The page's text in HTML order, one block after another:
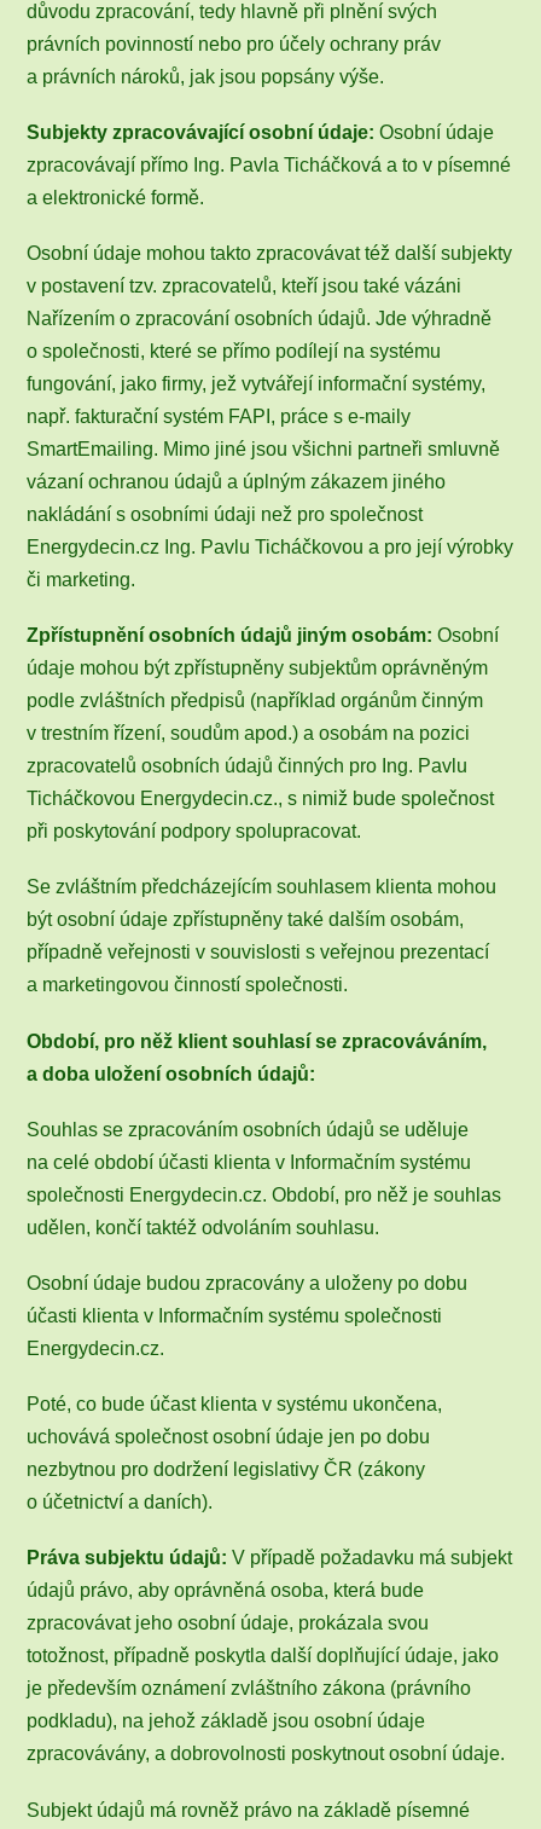
důvodu zpracování, tedy hlavně při plnění svých
právních povinností nebo pro účely ochrany práv
a právních nároků, jak jsou popsány výše.
Subjekty zpracovávající osobní údaje: Osobní údaje
zpracovávají přímo Ing. Pavla Ticháčková a to v písemné
a elektronické formě.
Osobní údaje mohou takto zpracovávat též další subjekty
v postavení tzv. zpracovatelů, kteří jsou také vázáni
Nařízením o zpracování osobních údajů. Jde výhradně
o společnosti, které se přímo podílejí na systému
fungování, jako firmy, jež vytvářejí informační systémy,
např. fakturační systém FAPI, práce s e-maily
SmartEmailing. Mimo jiné jsou všichni partneři smluvně
vázaní ochranou údajů a úplným zákazem jiného
nakládání s osobními údaji než pro společnost
Energydecin.cz Ing. Pavlu Ticháčkovou a pro její výrobky
či marketing.
Zpřístupnění osobních údajů jiným osobám: Osobní
údaje mohou být zpřístupněny subjektům oprávněným
podle zvláštních předpisů (například orgánům činným
v trestním řízení, soudům apod.) a osobám na pozici
zpracovatelů osobních údajů činných pro Ing. Pavlu
Ticháčkovou Energydecin.cz., s nimiž bude společnost
při poskytování podpory spolupracovat.
Se zvláštním předcházejícím souhlasem klienta mohou
být osobní údaje zpřístupněny také dalším osobám,
případně veřejnosti v souvislosti s veřejnou prezentací
a marketingovou činností společnosti.
Období, pro něž klient souhlasí se zpracováváním,
a doba uložení osobních údajů:
Souhlas se zpracováním osobních údajů se uděluje
na celé období účasti klienta v Informačním systému
společnosti Energydecin.cz. Období, pro něž je souhlas
udělen, končí taktéž odvoláním souhlasu.
Osobní údaje budou zpracovány a uloženy po dobu
účasti klienta v Informačním systému společnosti
Energydecin.cz.
Poté, co bude účast klienta v systému ukončena,
uchovává společnost osobní údaje jen po dobu
nezbytnou pro dodržení legislativy ČR (zákony
o účetnictví a daních).
Práva subjektu údajů:V případě požadavku má subjekt
údajů právo, aby oprávněná osoba, která bude
zpracovávat jeho osobní údaje, prokázala svou
totožnost, případně poskytla další doplňující údaje, jako
je především oznámení zvláštního zákona (právního
podkladu), na jehož základě jsou osobní údaje
zpracovávány, a dobrovolnosti poskytnout osobní údaje.
Subjekt údajů má rovněž právo na základě písemné